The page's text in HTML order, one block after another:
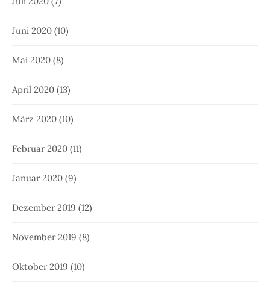
Juni 2020 (10)
Mai 2020 (8)
April 2020 (13)
März 2020 (10)
Februar 2020 (11)
Januar 2020 (9)
Dezember 2019 (12)
November 2019 (8)
Oktober 2019 (10)